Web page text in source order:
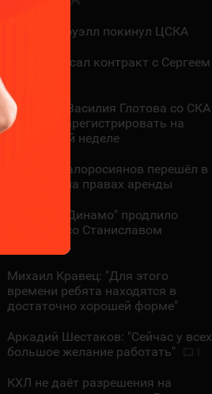
Мак Холлоуэлл покинул ЦСКА
СКА подписал контракт с Сергеем
Контракт Василия Глотова со СКА
должны зарегистрировать на
следующей неделе
Даниил Малоросиянов перешёл в
"Шанхай" на правах аренды
Минское "Динамо" продлило
контракт со Станиславом
Михаил Кравец: "Для этого
времени ребята находятся в
достаточно хорошей форме"
Аркадий Шестаков: "Сейчас у всех
большое желание работать"
КХЛ не даёт разрешения на